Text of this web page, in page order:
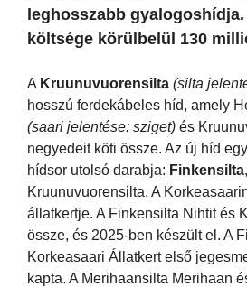
leghosszabb
költsége körülbelül 130
A Kruunuvuorensilta (silta
hosszú ferdekábeles híd, amely
(saari jelentése: sziget) és
negyedeit köti össze. Az új híd
hídsor utolsó darabja: Finkensilta,
Kruunuvuorensilta. A
állatkertje. A Finkensilta Nihtit és
össze, és 2025-ben készült el. A
Korkeasaari Állatkert első
kapta. A Merihaansilta Merihaan